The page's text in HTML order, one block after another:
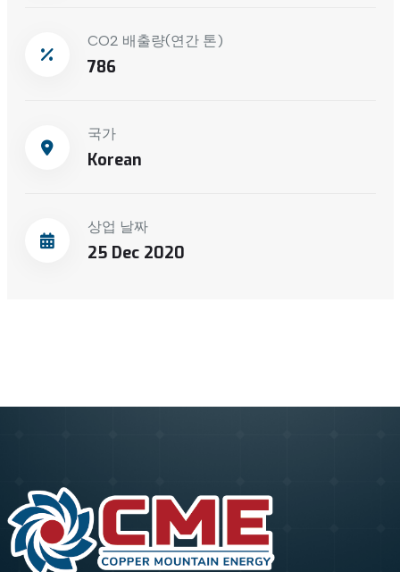
CO2 배출량(연간 톤)
786
국가
Korean
상업 날짜
25 Dec 2020